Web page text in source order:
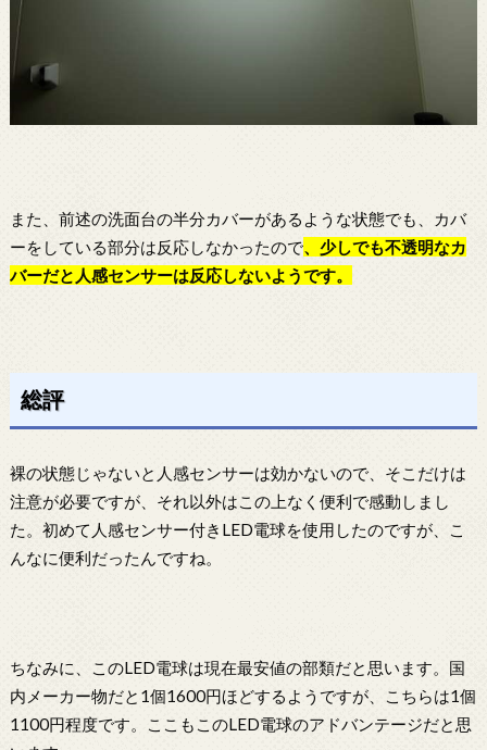
また、前述の洗面台の半分カバーがあるような状態でも、カバ
ーをしている部分は反応しなかったので、少しでも不透明なカ
バーだと人感センサーは反応しないようです。
総評
裸の状態じゃないと人感センサーは効かないので、そこだけは
注意が必要ですが、それ以外はこの上なく便利で感動しまし
た。初めて人感センサー付きLED電球を使用したのですが、こ
んなに便利だったんですね。
ちなみに、このLED電球は現在最安値の部類だと思います。国
内メーカー物だと1個1600円ほどするようですが、こちらは1個
1100円程度です。ここもこのLED電球のアドバンテージだと思